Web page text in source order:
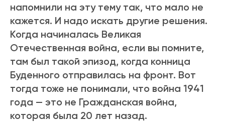
напомнили на эту тему так, что мало не
кажется. И надо искать другие решения.
Когда начиналась Великая
Отечественная война, если вы помните,
там был такой эпизод, когда конница
Буденного отправилась на фронт. Вот
тогда тоже не понимали, что война 1941
года — это не Гражданская война,
которая была 20 лет назад.